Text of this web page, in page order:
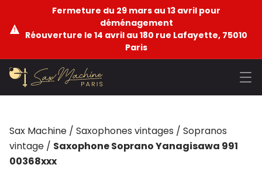
Fermeture du 29 mars au 13 avril pour
déménagement
Réouverture le 14 avril au 180 rue Lafayette, 75010
Paris
Sax Machine / Saxophones vintages / Sopranos
vintage / Saxophone Soprano Yanagisawa 991
00368xxx